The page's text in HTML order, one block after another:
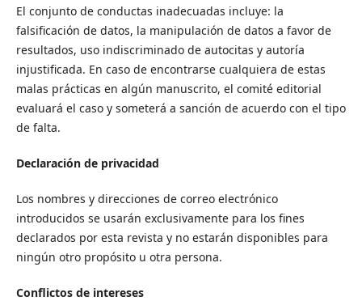
El conjunto de conductas inadecuadas incluye: la
falsificación de datos, la manipulación de datos a favor de
resultados, uso indiscriminado de autocitas y autoría
injustificada. En caso de encontrarse cualquiera de estas
malas prácticas en algún manuscrito, el comité editorial
evaluará el caso y someterá a sanción de acuerdo con el tipo
de falta.
Declaración de privacidad
Los nombres y direcciones de correo electrónico
introducidos se usarán exclusivamente para los fines
declarados por esta revista y no estarán disponibles para
ningún otro propósito u otra persona.
Conflictos de intereses